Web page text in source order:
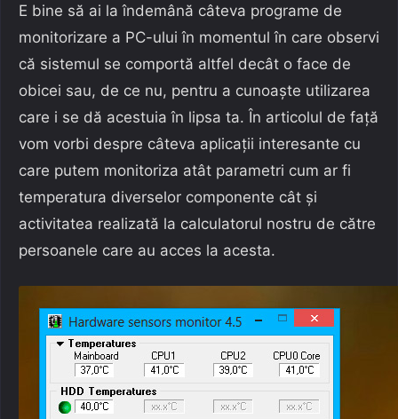
E bine să ai la îndemână câteva programe de
monitorizare a PC-ului în momentul în care observi
că sistemul se comportă altfel decât o face de
obicei sau, de ce nu, pentru a cunoaște utilizarea
care i se dă acestuia în lipsa ta. În articolul de față
vom vorbi despre câteva aplicații interesante cu
care putem monitoriza atât parametri cum ar fi
temperatura diverselor componente cât și
activitatea realizată la calculatorul nostru de către
persoanele care au acces la acesta.